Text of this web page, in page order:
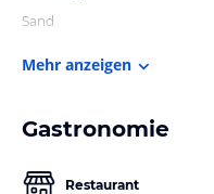
Sand
Mehr anzeigen
Gastronomie
Restaurant